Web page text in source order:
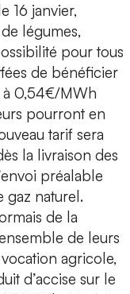
16 janvier,
légumes,
pour tous
de bénéficier
à 0,54€/MWh
pourront en
tarif sera
la livraison des
préalable
gaz naturel.
de la
de leurs
agricole,
d’accise sur le